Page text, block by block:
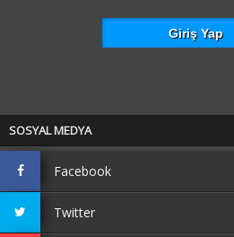
SOSYAL MEDYA
Facebook
Twitter